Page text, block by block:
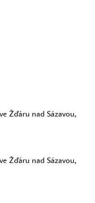
Žďáru nad Sázavou,
Žďáru nad Sázavou,